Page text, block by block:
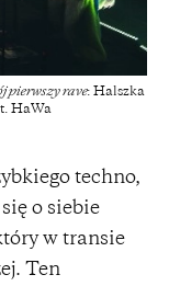
pierwszy rave: Halszka
HaWa
techno,
o siebie
w transie
Ten